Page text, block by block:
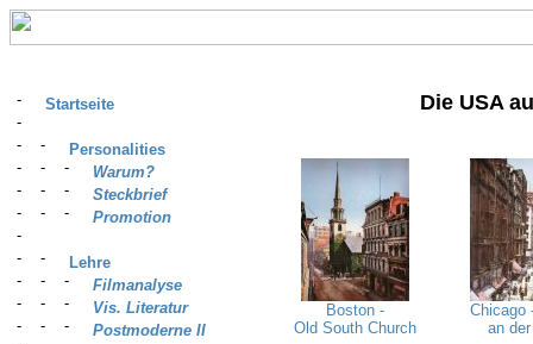
Startseite
Personalities
Warum?
Steckbrief
Promotion
Lehre
Filmanalyse
Vis. Literatur
Postmoderne II
Die USA
Boston -
Old South Church
Chicago
an